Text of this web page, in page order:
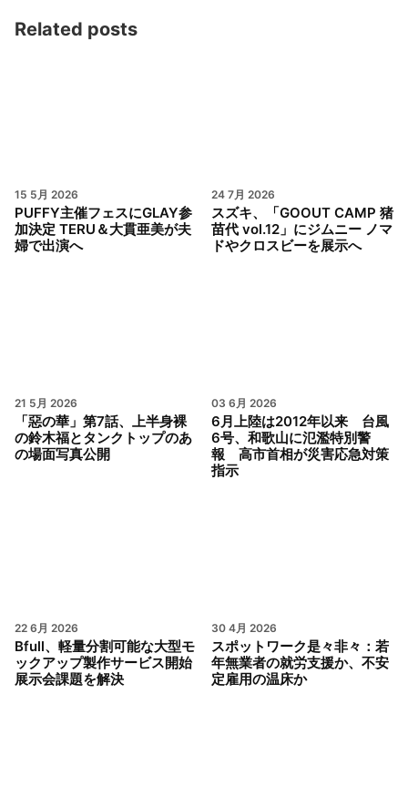
Related posts
15 5月 2026
PUFFY主催フェスにGLAY参
加決定 TERU＆大貫亜美が夫
婦で出演へ
24 7月 2026
スズキ、「GOOUT CAMP 猪
苗代 vol.12」にジムニー ノマ
ドやクロスビーを展示へ
21 5月 2026
「惡の華」第7話、上半身裸
の鈴木福とタンクトップのあ
の場面写真公開
03 6月 2026
6月上陸は2012年以来 台風
6号、和歌山に氾濫特別警
報 高市首相が災害応急対策
指示
22 6月 2026
Bfull、軽量分割可能な大型モ
ックアップ製作サービス開始
展示会課題を解決
30 4月 2026
スポットワーク是々非々：若
年無業者の就労支援か、不安
定雇用の温床か